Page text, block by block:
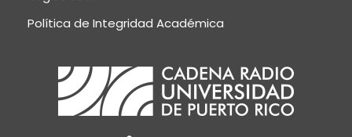
Política de Integridad Académica